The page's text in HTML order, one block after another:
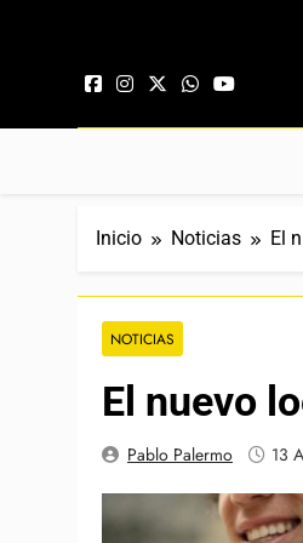
Inicio Noticias El
NOTICIAS
El nuevo
Pablo Palermo 13